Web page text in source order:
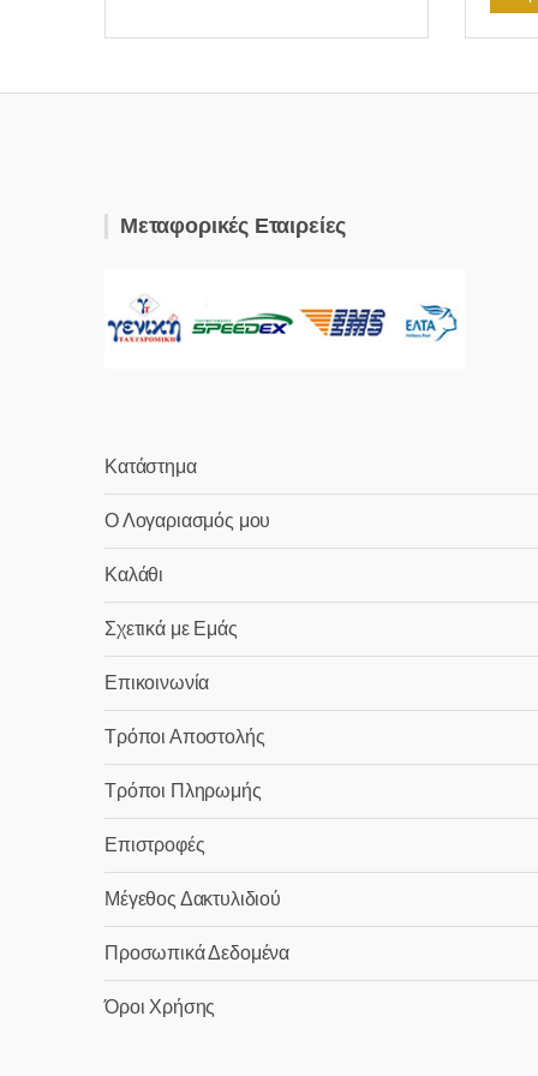
Μεταφορικές Εταιρείες
Κατάστημα
Ο Λογαριασμός μου
Καλάθι
Σχετικά με Εμάς
Επικοινωνία
Τρόποι Αποστολής
Τρόποι Πληρωμής
Επιστροφές
Μέγεθος Δακτυλιδιού
Προσωπικά Δεδομένα
Όροι Χρήσης